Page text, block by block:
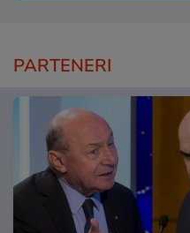
PARTENERI